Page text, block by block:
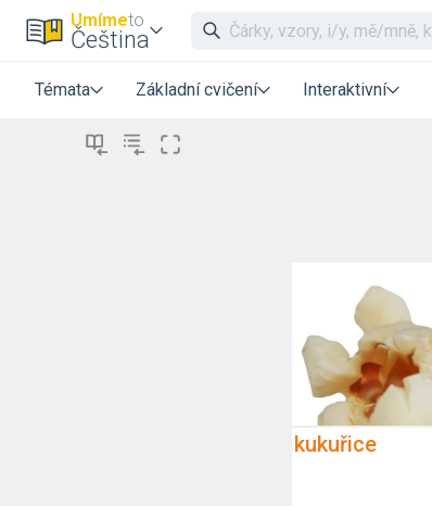
Umímeto
Čeština
Témata Základní cvičení Interaktivní
kukuřice